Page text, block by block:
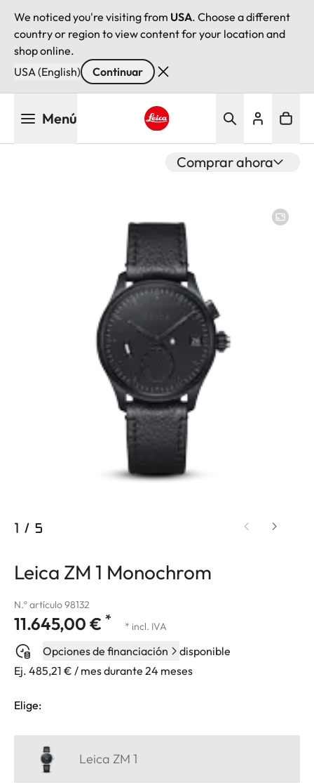
We noticed you're visiting from USA. Choose a different
country or region to view content for your location and
shop online.
USA (English)
Continuar
Menú
Comprar ahora
1 / 5
Leica ZM 1 Monochrom
N.º artículo 98132
11.645,00 € * * incl. IVA
Opciones de financiación
disponible
Ej. 485,21 € / mes durante 24 meses
Elige:
Leica ZM 1